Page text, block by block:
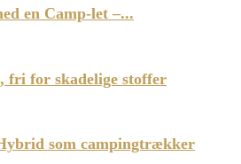
en Camp-let –...
fri for skadelige stoffer
som campingtrækker